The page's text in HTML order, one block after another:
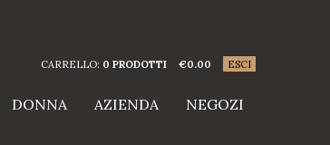
CARRELLO: 0 PRODOTTI €0.00 ESCI
DONNA AZIENDA NEGOZI